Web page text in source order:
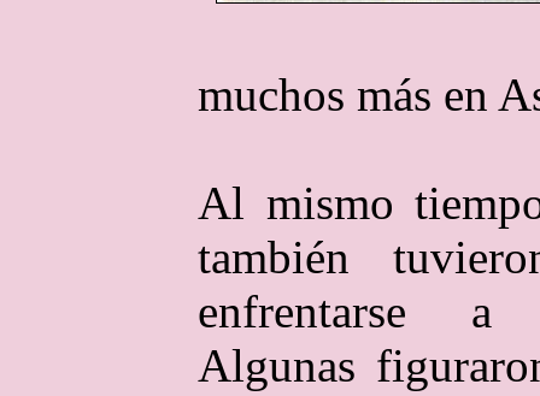
muchos más en
Al mismo
también
enfrentarse a
Algunas